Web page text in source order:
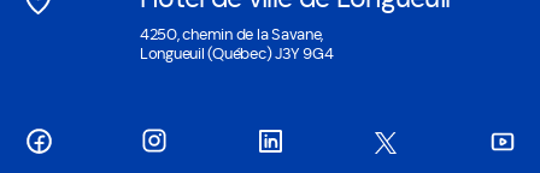
Ouvre
dans
4250, chemin de la Savane,
Longueuil (Québec) J3Y 9G4